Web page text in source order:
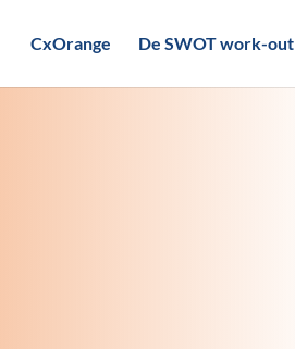
CxOrange De SWOT work-out